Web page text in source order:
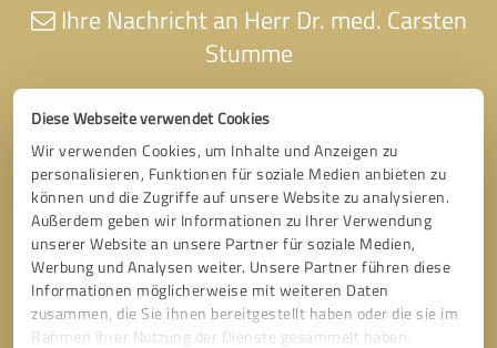
Diese Webseite verwendet Cookies
Wir verwenden Cookies, um Inhalte und Anzeigen zu
personalisieren, Funktionen für soziale Medien anbieten zu
können und die Zugriffe auf unsere Website zu analysieren.
Außerdem geben wir Informationen zu Ihrer Verwendung
unserer Website an unsere Partner für soziale Medien,
Werbung und Analysen weiter. Unsere Partner führen diese
Informationen möglicherweise mit weiteren Daten
zusammen, die Sie ihnen bereitgestellt haben oder die sie im
Rahmen Ihrer Nutzung der Dienste gesammelt haben.
Ihre Nachricht an Herr Dr. med. Carsten
Stumme